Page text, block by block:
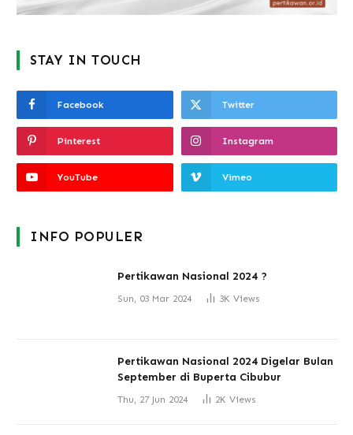
STAY IN TOUCH
Facebook Twitter
Pinterest Instagram
YouTube Vimeo
INFO POPULER
Pertikawan Nasional 2024 ?
Sun, 03 Mar 2024 3K Views
Pertikawan Nasional 2024 Digelar Bulan
September di Buperta Cibubur
Thu, 27 Jun 2024 2K Views